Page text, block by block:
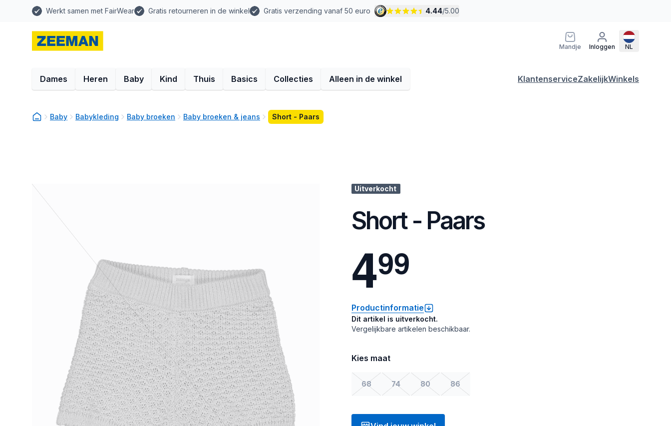
Werkt samen met FairWear Gratis retourneren in de winkel Gratis verzending vanaf 50 euro 4.44/5.00
Mandje Inloggen NL
Dames Heren Baby Kind Thuis Basics Collecties Alleen in de winkel KlantenserviceZakelijkWinkels
Baby Babykleding Baby broeken Baby broeken & jeans Short - Paars
Uitverkocht
Short - Paars
499
Productinformatie
Dit artikel is uitverkocht.
Vergelijkbare artikelen beschikbaar.
Kies maat
68 74 80 86